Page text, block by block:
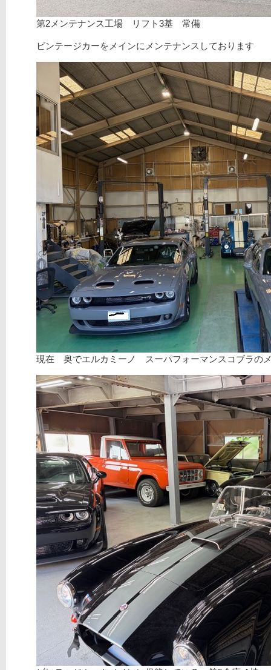
第2メンテナンス工場 リフト3基 常備
ビンテージカーをメインにメンテナンスしております
現在 奥でエルカミーノ スーパフォーマンスコブラの